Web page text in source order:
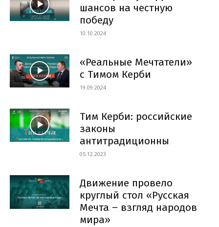
шансов на честную
победу
10.10.2024
«Реальные Мечтатели»
с Тимом Керби
19.09.2024
Тим Керби: российские
законы
антитрадиционны
05.12.2023
Движение провело
круглый стол «Русская
Мечта – взгляд народов
мира»